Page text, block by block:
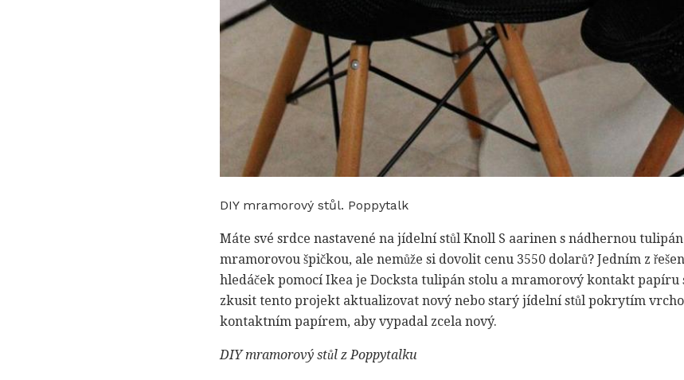
DIY mramorový stůl. Poppytalk
Máte své srdce nastavené na jídelní stůl Knoll S aarinen s nádhernou
mramorovou špičkou, ale nemůže si dovolit cenu 3550 dolarů? Jedním z
hledáček pomocí Ikea je Docksta tulipán stolu a mramorový kontakt papíru
zkusit tento projekt aktualizovat nový nebo starý jídelní stůl pokrytím
kontaktním papírem, aby vypadal zcela nový.
DIY mramorový stůl z Poppytalku